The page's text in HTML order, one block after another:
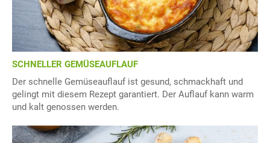
SCHNELLER GEMÜSEAUFLAUF
Der schnelle Gemüseauflauf ist gesund, schmackhaft und
gelingt mit diesem Rezept garantiert. Der Auflauf kann warm
und kalt genossen werden.